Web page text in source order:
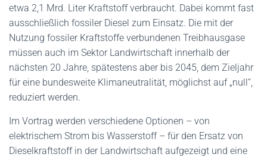
etwa 2,1 Mrd. Liter Kraftstoff verbraucht. Dabei kommt fast
ausschließlich fossiler Diesel zum Einsatz. Die mit der
Nutzung fossiler Kraftstoffe verbundenen Treibhausgase
müssen auch im Sektor Landwirtschaft innerhalb der
nächsten 20 Jahre, spätestens aber bis 2045, dem Zieljahr
für eine bundesweite Klimaneutralität, möglichst auf „null“,
reduziert werden.
Im Vortrag werden verschiedene Optionen – von
elektrischem Strom bis Wasserstoff – für den Ersatz von
Dieselkraftstoff in der Landwirtschaft aufgezeigt und eine